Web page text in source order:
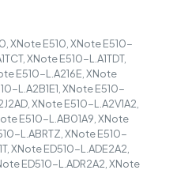
XNote E510, XNote E510-
XNote E510-L.A1TDT,
E510-L.A216E, XNote
L.A2B1E1, XNote E510-
XNote E510-L.A2V1A2,
E510-L.AB01A9, XNote
L.ABRTZ, XNote E510-
XNote ED510-L.ADE2A2,
ED510-L.ADR2A2, XNote